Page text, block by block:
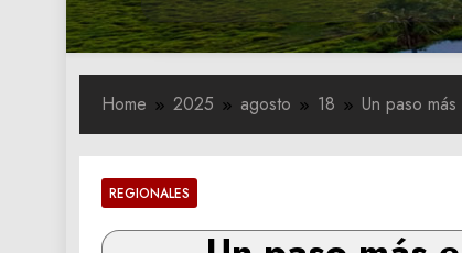
Home 2025 agosto 18 Un paso
REGIONALES